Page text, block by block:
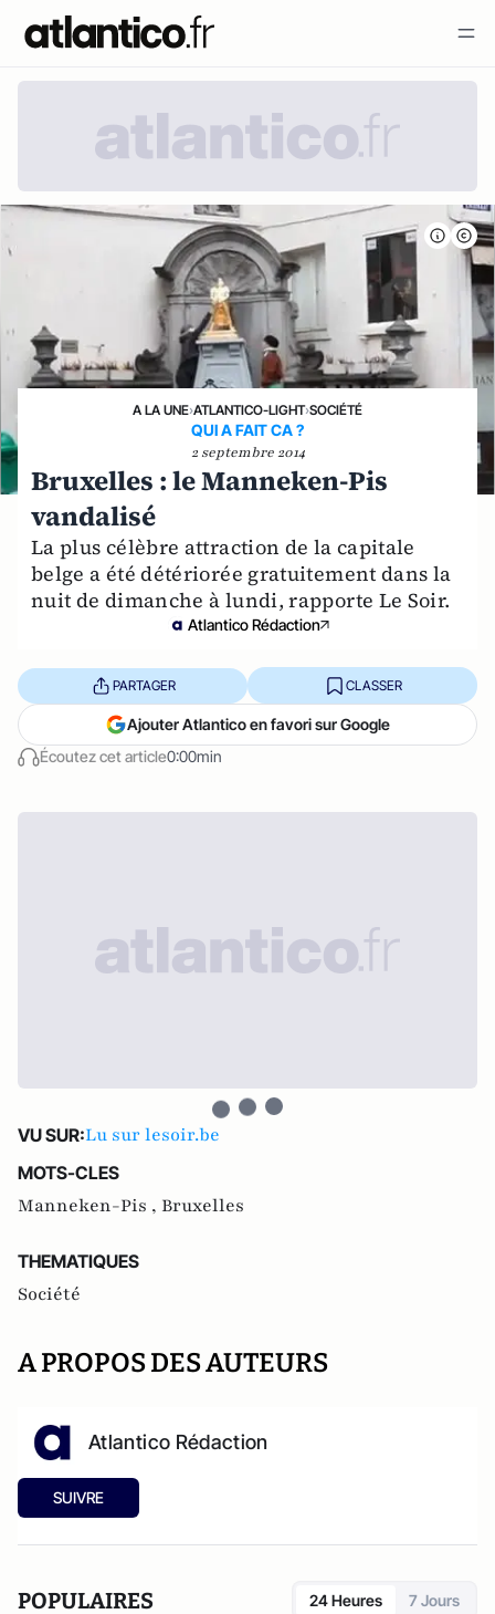
A LA UNE›ATLANTICO-LIGHT›SOCIÉTÉ
QUI A FAIT CA ?
2 septembre 2014
Bruxelles : le Manneken-Pis
vandalisé
La plus célèbre attraction de la capitale
belge a été détériorée gratuitement dans la
nuit de dimanche à lundi, rapporte Le Soir.
Atlantico Rédaction
Écoutez cet article0:00min
PARTAGER CLASSER
Ajouter Atlantico en favori sur Google
VU SUR:Lu sur lesoir.be
MOTS-CLES
Manneken-Pis , Bruxelles
THEMATIQUES
Société
A PROPOS DES AUTEURS
Atlantico Rédaction
SUIVRE
POPULAIRES 24 Heures 7 Jours